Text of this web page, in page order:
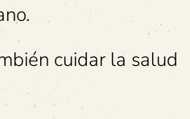
cuidar la salud